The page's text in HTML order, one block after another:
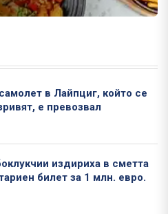
в Лайпциг, който се
е превозвал
издириха в сметта
билет за 1 млн. евро.